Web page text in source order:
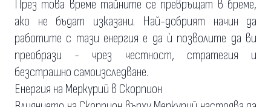
През това време тайните се превръщат в бреме,
ако не бъдат изказани. Най-добрият начин да
работите с тази енергия е да ѝ позволите да ви
преобрази - чрез честност, стратегия и
безстрашно самоизследване.
Енергия на Меркурий в Скорпион